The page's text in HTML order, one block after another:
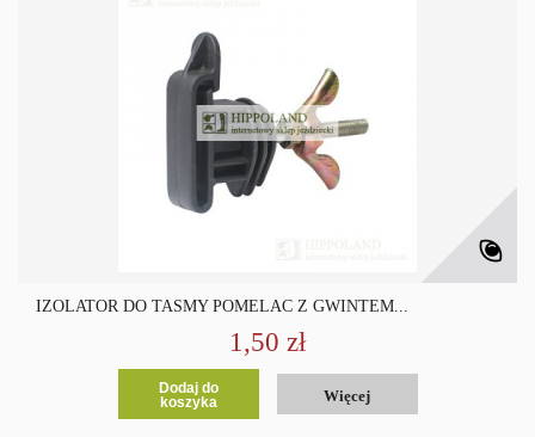
IZOLATOR DO TAŚMY POMELAC Z GWINTEM...
1,50 zł
Dodaj do
koszyka
Więcej